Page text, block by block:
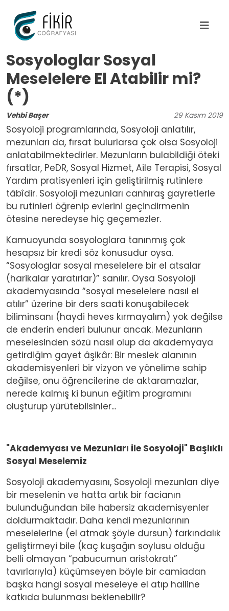
Sosyologlar Sosyal
Meselelere El Atabilir mi?
(*)
Vehbi Başer 29 Kasım 2019
Sosyoloji programlarında, Sosyoloji anlatılır,
mezunları da, fırsat bulurlarsa çok olsa Sosyoloji
anlatabilmektedirler. Mezunların bulabildiği öteki
fırsatlar, PeDR, Sosyal Hizmet, Aile Terapisi, Sosyal
Yardım pratisyenleri için geliştirilmiş rutinlere
tâbîdir. Sosyoloji mezunları canhıraş gayretlerle
bu rutinleri öğrenip evlerini geçindirmenin
ötesine neredeyse hiç geçemezler.
Kamuoyunda sosyologlara tanınmış çok
hesapsız bir kredi söz konusudur oysa.
“Sosyologlar sosyal meselelere bir el atsalar
(harikalar yaratırlar)” sanılır. Oysa Sosyoloji
akademyasında “sosyal meselelere nasıl el
atılır” üzerine bir ders saati konuşabilecek
biliminsanı (haydi heves kırmayalım) yok değilse
de enderin enderi bulunur ancak. Mezunların
meselesinden sözü nasıl olup da akademyaya
getirdiğim gayet âşikâr: Bir meslek alanının
akademisyenleri bir vizyon ve yönelime sahip
değilse, onu öğrencilerine de aktaramazlar,
nerede kalmış ki bunun eğitim programını
oluşturup yürütebilsinler...
"Akademyası ve Mezunları ile Sosyoloji" Başlıklı
Sosyal Meselemiz
Sosyoloji akademyasını, Sosyoloji mezunları diye
bir meselenin ve hatta artık bir facianın
bulunduğundan bile habersiz akademisyenler
doldurmaktadır. Daha kendi mezunlarının
meselelerine (el atmak şöyle dursun) farkındalık
geliştirmeyi bile (kaç kuşağın soylusu olduğu
belli olmayan “pabucumun aristokratı”
tavırlarıyla) küçümseyen böyle bir camiadan
başka hangi sosyal meseleye el atıp halline
katkıda bulunması beklenebilir?